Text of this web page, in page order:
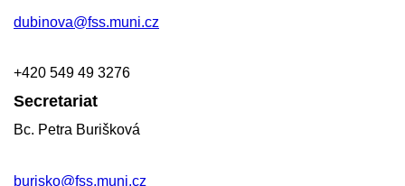
dubinova@fss.muni.cz
+420 549 49 3276
Secretariat
Bc. Petra Burišková
burisko@fss.muni.cz